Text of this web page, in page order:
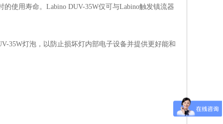
使用寿命。Labino DUV-35W仅可与Labino触发镇流器
35W灯泡，以防止损坏灯内部电子设备并提供更好能和